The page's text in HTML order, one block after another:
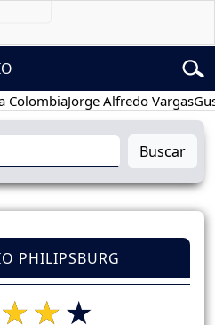
Jorge Alfredo VargasGustavo
Buscar
PHILIPSBURG